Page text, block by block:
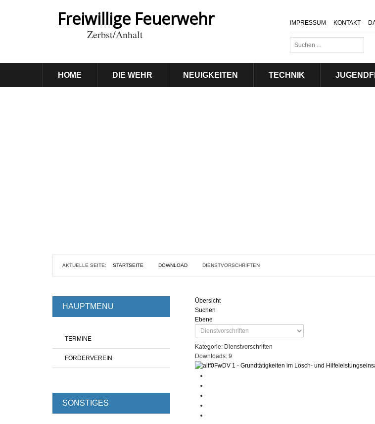
IMPRESSUM KONTAKT
Suchen
...
Freiwillige Feuerwehr
Zerbst/Anhalt
HOME DIE WEHR NEUIGKEITEN TECHNIK
AKTUELLE SEITE: STARTSEITE DOWNLOAD DIENSTVORSCHRIFTEN
HAUPTMENU
TERMINE
FÖRDERVEREIN
SONSTIGES
Übersicht
Suchen
Ebene
Kategorie: Dienstvorschriften
Downloads: 9
FwDV 1 - Grundtätigkeiten im Lösch- und